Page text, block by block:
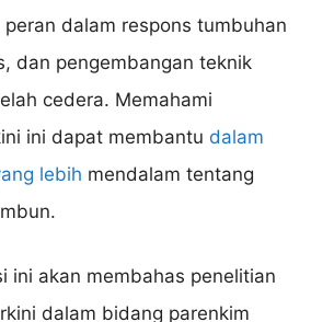
peran dalam respons tumbuhan
dan pengembangan teknik
cedera. Memahami
ini dapat membantu dalam
lebih mendalam tentang
ini akan membahas penelitian
dalam bidang parenkim